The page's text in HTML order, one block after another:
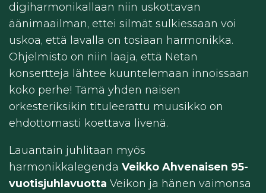
digiharmonikallaan niin uskottavan
äänimaailman, ettei silmät sulkiessaan voi
uskoa, että lavalla on tosiaan harmonikka.
Ohjelmisto on niin laaja, että Netan
konsertteja lähtee kuuntelemaan innoissaan
koko perhe! Tämä yhden naisen
orkesteriksikin tituleerattu muusikko on
ehdottomasti koettava livenä.
Lauantain juhlitaan myös
harmonikkalegenda Veikko Ahvenaisen 95-
vuotisjuhlavuotta Veikon ja hänen vaimonsa